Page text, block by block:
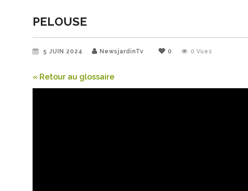
PELOUSE
5 JUIN 2024 NewsjardinTv 0 0 Vues
« Retour au glossaire